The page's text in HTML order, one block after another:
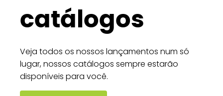
catálogos
Veja todos os nossos lançamentos num só
lugar, nossos catálogos sempre estarão
disponíveis para você.